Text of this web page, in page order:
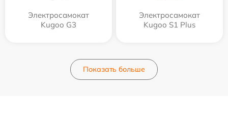
Электросамокат
Kugoo G3
Электросамокат
Kugoo S1 Plus
Показать больше